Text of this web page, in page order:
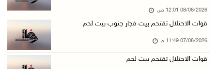
الرئاسة ترحب بإطلاق السعودية التحالف البحري ا ...
07/آب/2026 06:17 م
(محدث) نابلس: إصابة مواطن واعتقاله إثر هجوم ل ...
07/آب/2026 06:04 م
08/08/2026 12:01 ص
قوات الاحتلال تقتحم بيت فجار جنوب بيت لحم
07/08/2026 11:49 م
قوات الاحتلال تقتحم بيت لحم